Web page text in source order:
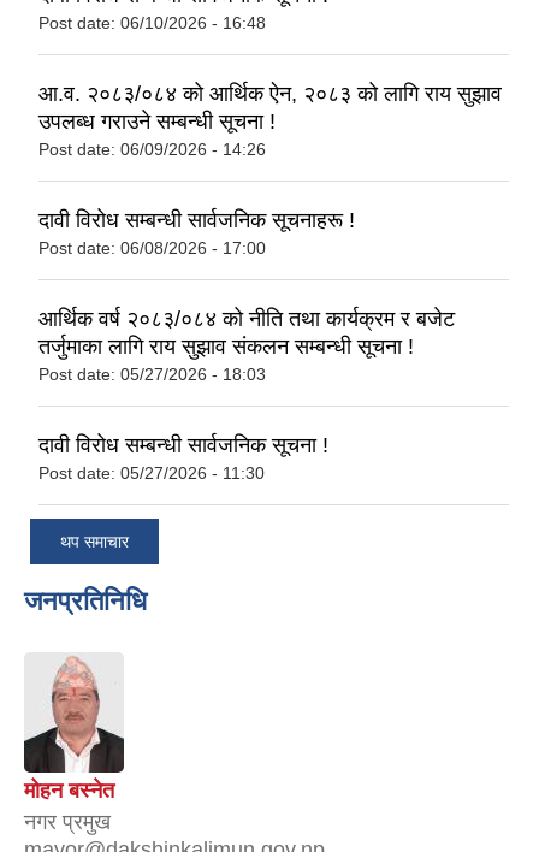
Post date: 06/10/2026 - 16:48
आ.व. २०८३/०८४ को आर्थिक ऐन, २०८३ को लागि राय सुझाव
उपलब्ध गराउने सम्बन्धी सूचना !
Post date: 06/09/2026 - 14:26
दावी विरोध सम्बन्धी सार्वजनिक सूचनाहरू !
Post date: 06/08/2026 - 17:00
आर्थिक वर्ष २०८३/०८४ को नीति तथा कार्यक्रम र बजेट
तर्जुमाका लागि राय सुझाव संकलन सम्बन्धी सूचना !
Post date: 05/27/2026 - 18:03
दावी विरोध सम्बन्धी सार्वजनिक सूचना !
Post date: 05/27/2026 - 11:30
थप समाचार
जनप्रतिनिधि
मोहन बस्नेत
नगर प्रमुख